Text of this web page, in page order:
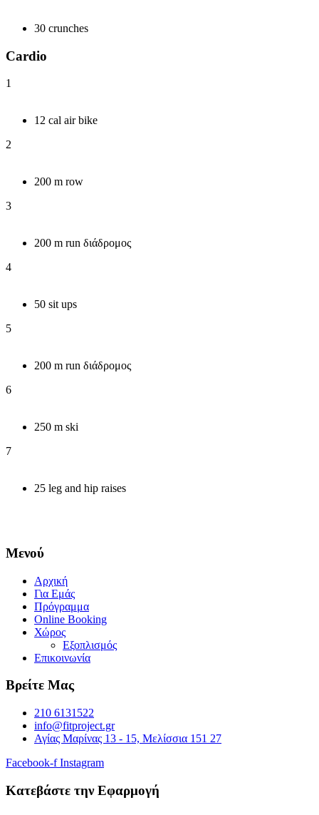
30 crunches
Cardio
1
12 cal air bike
2
200 m row
3
200 m run διάδρομος
4
50 sit ups
5
200 m run διάδρομος
6
250 m ski
7
25 leg and hip raises
Μενού
Αρχική
Για Εμάς
Πρόγραμμα
Online Booking
Χώρος
Εξοπλισμός
Επικοινωνία
Βρείτε Μας
210 6131522
info@fitproject.gr
Αγίας Μαρίνας 13 - 15, Μελίσσια 151 27
Facebook-f Instagram
Κατεβάστε την Εφαρμογή